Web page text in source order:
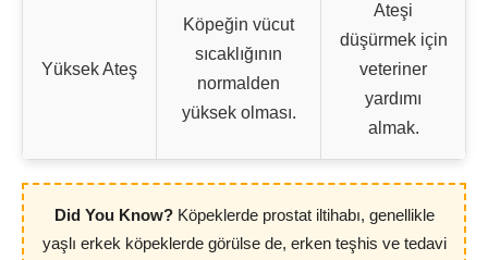
Yüksek Ateş
Köpeğin vücut
sıcaklığının
normalden
yüksek olması.
Ateşi
düşürmek için
veteriner
yardımı
almak.
Did You Know?Köpeklerde prostat iltihabı, genellikle
yaşlı erkek köpeklerde görülse de, erken teşhis ve tedavi